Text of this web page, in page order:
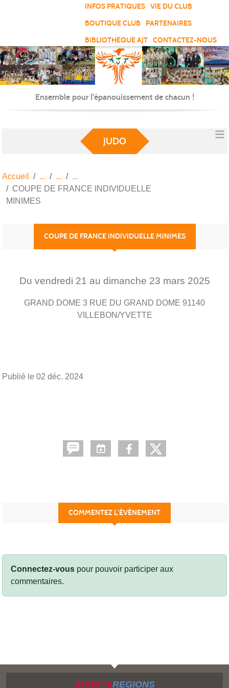
INFOS PRATIQUES
VIE DU CLUB
BOUTIQUE CLUB
PARTENAIRES
BIBLIOTHEQUE AJT
CONTACTEZ-NOUS
Ensemble pour l'épanouissement de chacun !
JUDO
Accueil
COUPE DE FRANCE INDIVIDUELLE
MINIMES
COUPE DE FRANCE INDIVIDUELLE MINIMES
Du vendredi 21 au dimanche 23 mars 2025
GRAND DOME 3 RUE DU GRAND DOME 91140
VILLEBON/YVETTE
Publié le 02 déc. 2024
COMMENTEZ L’ÉVÈNEMENT
Connectez-vous pour pouvoir participer aux
commentaires.
SPORTSREGIONS
Panneau de gestion des cookies